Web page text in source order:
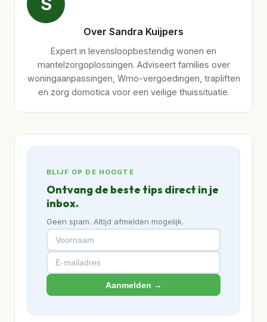
Over Sandra Kuijpers
Expert in levensloopbestendig wonen en
mantelzorgoplossingen. Adviseert families over
woningaanpassingen, Wmo-vergoedingen, trapliften
en zorg domotica voor een veilige thuissituatie.
BLIJF OP DE HOOGTE
Ontvang de beste tips direct in je
inbox.
Geen spam. Altijd afmelden mogelijk.
Aanmelden →